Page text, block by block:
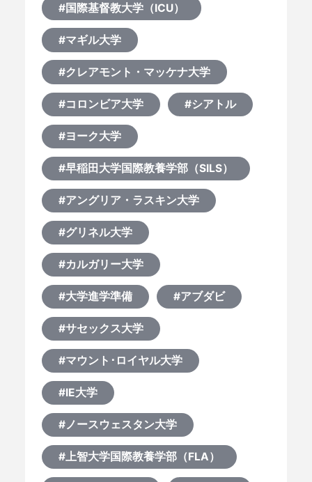
#国際基督教大学（ICU）
#マギル大学
#クレアモント・マッケナ大学
#コロンビア大学 #シアトル
#ヨーク大学
#早稲田大学国際教養学部（SILS）
#アングリア・ラスキン大学
#グリネル大学
#カルガリー大学
#大学進学準備 #アブダビ
#サセックス大学
#マウント･ロイヤル大学
#IE大学
#ノースウェスタン大学
#上智大学国際教養学部（FLA）